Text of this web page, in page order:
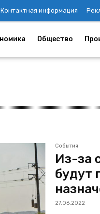
Контактная информация
Общество
События
Из-за
будут
27.06.2022